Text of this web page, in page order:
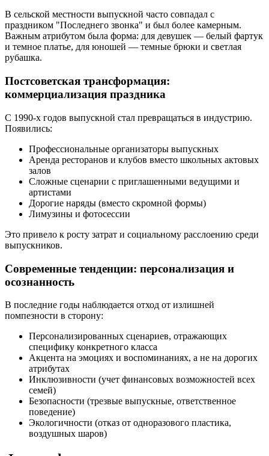
В сельской местности выпускной часто совпадал с
праздником "Последнего звонка" и был более камерным.
Важным атрибутом была форма: для девушек — белый фартук
и темное платье, для юношей — темные брюки и светлая
рубашка.
Постсоветская трансформация:
коммерциализация праздника
С 1990-х годов выпускной стал превращаться в индустрию.
Появились:
Профессиональные организаторы выпускных
Аренда ресторанов и клубов вместо школьных актовых
залов
Сложные сценарии с приглашенными ведущими и
артистами
Дорогие наряды (вместо скромной формы)
Лимузины и фотосессии
Это привело к росту затрат и социальному расслоению среди
выпускников.
Современные тенденции: персонализация и
осознанность
В последние годы наблюдается отход от излишней
помпезности в сторону:
Персонализированных сценариев, отражающих
специфику конкретного класса
Акцента на эмоциях и воспоминаниях, а не на дорогих
атрибутах
Инклюзивности (учет финансовых возможностей всех
семей)
Безопасности (трезвые выпускные, ответственное
поведение)
Экологичности (отказ от одноразового пластика,
воздушных шаров)